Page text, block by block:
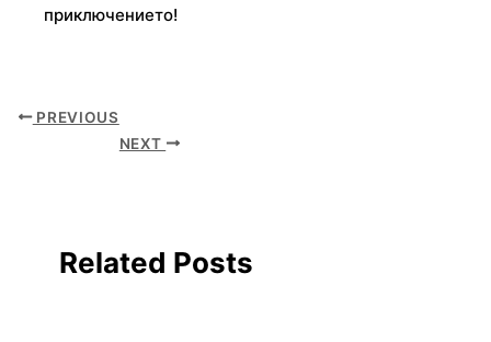
приключението!
PREVIOUS
NEXT
Related Posts